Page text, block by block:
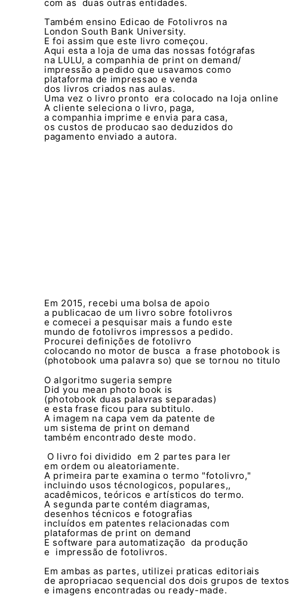
com as duas outras entidades.
Também ensino Edicao de Fotolivros na
London South Bank University.
E foi assim que este livro começou.
Aqui esta a loja de uma das nossas fotógrafas
na LULU, a companhia de print on demand/
impressão a pedido que usavamos como
plataforma de impressao e venda
dos livros criados nas aulas.
Uma vez o livro pronto era colocado na loja online
A cliente seleciona o livro, paga,
a companhia imprime e envia para casa,
os custos de producao sao deduzidos do
pagamento enviado a autora.
Em 2015, recebi uma bolsa de apoio
a publicacao de um livro sobre fotolivros
e comecei a pesquisar mais a fundo este
mundo de fotolivros impressos a pedido.
Procurei definições de fotolivro
colocando no motor de busca a frase photobook is
(photobook uma palavra so) que se tornou no titulo
O algoritmo sugeria sempre
Did you mean photo book is
(photobook duas palavras separadas)
e esta frase ficou para subtitulo.
A imagem na capa vem da patente de
um sistema de print on demand
também encontrado deste modo.
O livro foi dividido em 2 partes para ler
em ordem ou aleatoriamente.
A primeira parte examina o termo "fotolivro,"
incluindo usos técnologicos, populares,,
acadêmicos, teóricos e artísticos do termo.
A segunda parte contém diagramas,
desenhos técnicos e fotografias
incluídos em patentes relacionadas com
plataformas de print on demand
E software para automatização da produção
e impressão de fotolivros.
Em ambas as partes, utilizei praticas editoriais
de apropriacao sequencial dos dois grupos de textos
e imagens encontradas ou ready-made.